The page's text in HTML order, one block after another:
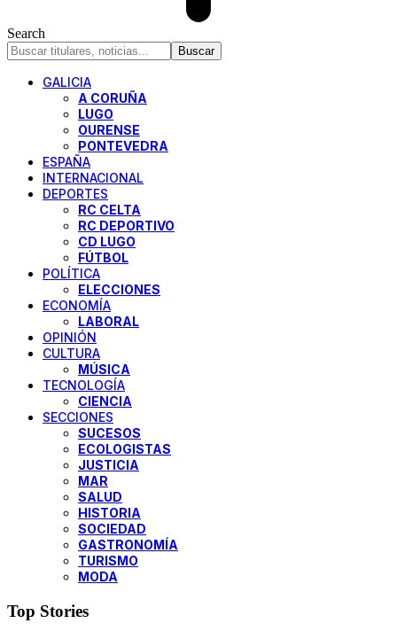
Search
GALICIA
A CORUÑA
LUGO
OURENSE
PONTEVEDRA
ESPAÑA
INTERNACIONAL
DEPORTES
RC CELTA
RC DEPORTIVO
CD LUGO
FÚTBOL
POLÍTICA
ELECCIONES
ECONOMÍA
LABORAL
OPINIÓN
CULTURA
MÚSICA
TECNOLOGÍA
CIENCIA
SECCIONES
SUCESOS
ECOLOGISTAS
JUSTICIA
MAR
SALUD
HISTORIA
SOCIEDAD
GASTRONOMÍA
TURISMO
MODA
Top Stories